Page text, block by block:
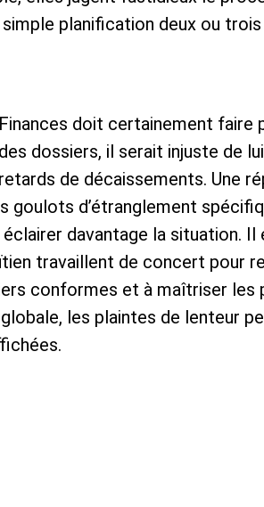
simple planification deux ou
doit certainement faire
dossiers, il serait injuste de
de décaissements. Une
goulots d’étranglement
davantage la situation.
travaillent de concert pour
conformes et à maîtriser les
les plaintes de lenteur